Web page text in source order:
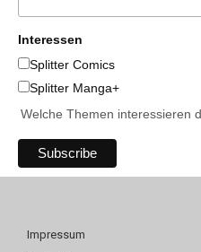
Interessen
Splitter Comics
Splitter Manga+
Welche Themen interessieren
Impressum